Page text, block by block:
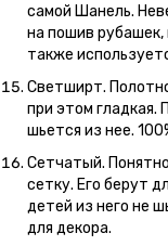
самой Шанель.
на пошив
также
Светширт.
при этом гладкая.
шьется из нее.
Сетчатый.
сетку. Его берут
детей из него не
для декора.